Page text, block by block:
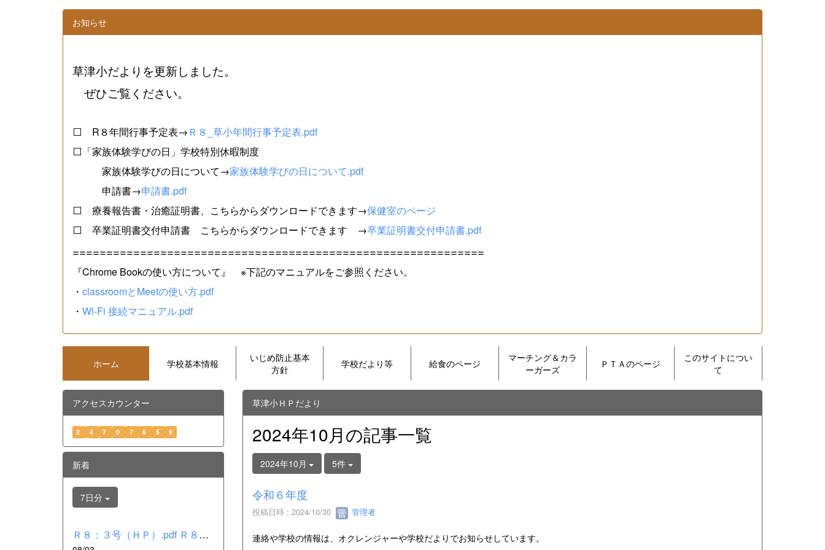
お知らせ
草津小だよりを更新しました。
ぜひご覧ください。
⬜ R８年間行事予定表→ Ｒ８_草小年間行事予定表.pdf
⬜「家族体験学びの日」学校特別休暇制度
家族体験学びの日について→家族体験学びの日について.pdf
申請書→申請書.pdf
⬜ 療養報告書・治癒証明書、こちらからダウンロードできます→保健室のページ
⬜ 卒業証明書交付申請書 こちらからダウンロードできます →卒業証明書交付申請書.pdf
=============================================================
『Chrome Bookの使い方について』 ※下記のマニュアルをご参照ください。
・ classroomとMeetの使い方.pdf
・ Wi-Fi 接続マニュアル.pdf
ホーム 学校基本情報
いじめ防止基本
方針
学校だより等 給食のページ
マーチング＆カラ
ーガーズ
ＰＴＡのページ
このサイトについ
て
草津小ＨＰだより
2024年10月の記事一覧
2024年10月 5件
令和６年度
投稿日時 : 2024/10/30 管理者
連絡や学校の情報は、オクレンジャーや学校だよりでお知らせしています。
アクセスカウンター
2 4 7 0 7 6 5 9
新着
7日分
Ｒ８：３号（ＨＰ）.pdf Ｒ８：２号（ＨＰ）.pdf Ｒ８：１号（Ｈ...